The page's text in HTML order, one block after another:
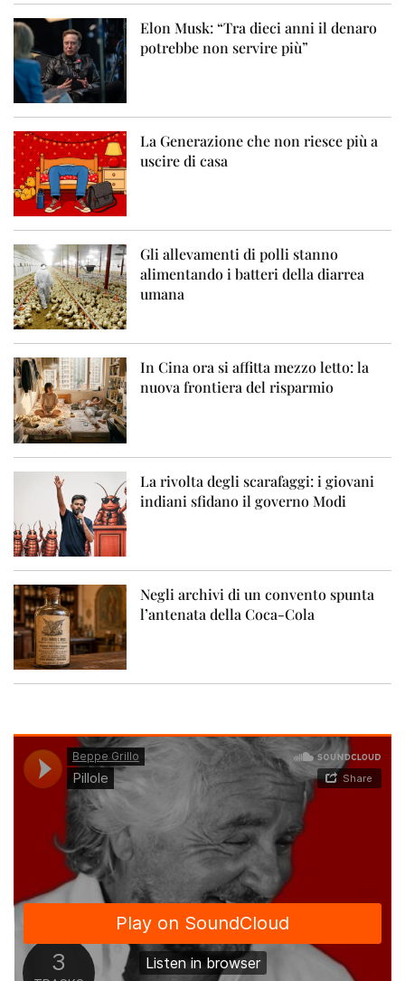
Elon Musk: “Tra dieci anni il denaro
potrebbe non servire più”
La Generazione che non riesce più a
uscire di casa
Gli allevamenti di polli stanno
alimentando i batteri della diarrea
umana
In Cina ora si affitta mezzo letto: la
nuova frontiera del risparmio
La rivolta degli scarafaggi: i giovani
indiani sfidano il governo Modi
Negli archivi di un convento spunta
l’antenata della Coca-Cola